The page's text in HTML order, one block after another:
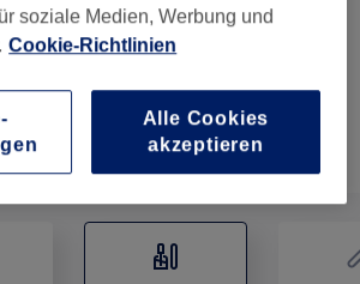
90 € Auswählen
du gesucht hast?
soziale Medien, Werbung und
Cookie-Richtlinien
Alle Cookies
akzeptieren